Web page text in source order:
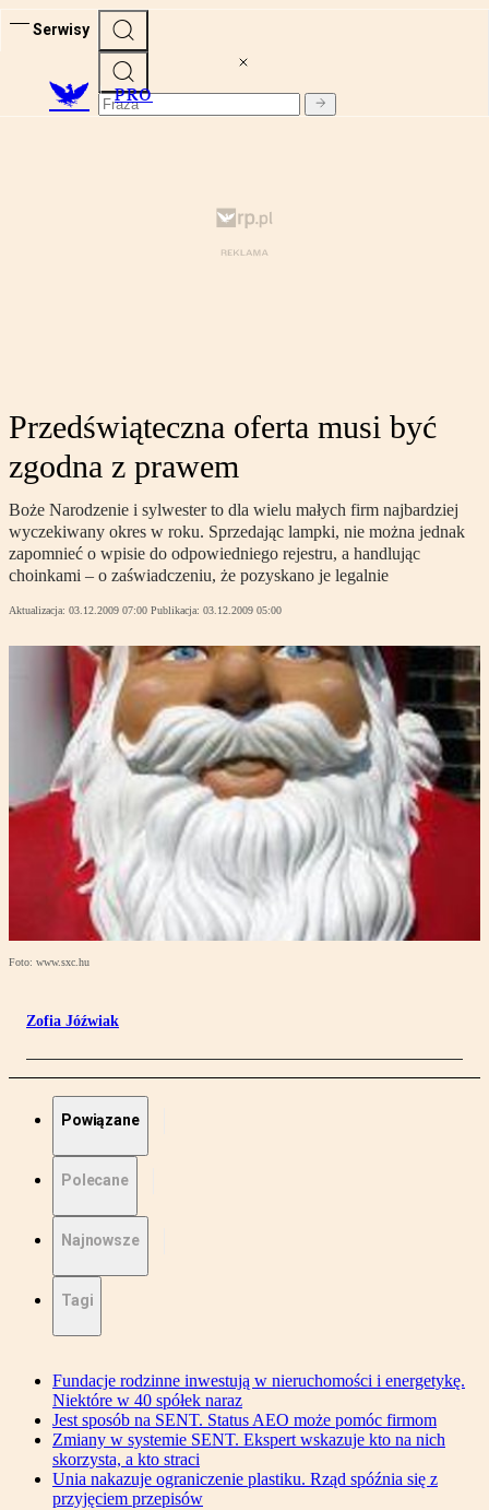
Serwisy
PRO
Przedświąteczna oferta musi być
zgodna z prawem
Boże Narodzenie i sylwester to dla wielu małych firm najbardziej
wyczekiwany okres w roku. Sprzedając lampki, nie można jednak
zapomnieć o wpisie do odpowiedniego rejestru, a handlując
choinkami – o zaświadczeniu, że pozyskano je legalnie
Aktualizacja: 03.12.2009 07:00 Publikacja: 03.12.2009 05:00
Foto: www.sxc.hu
Zofia Jóźwiak
Powiązane
Polecane
Najnowsze
Tagi
Fundacje rodzinne inwestują w nieruchomości i energetykę.
Niektóre w 40 spółek naraz
Jest sposób na SENT. Status AEO może pomóc firmom
Zmiany w systemie SENT. Ekspert wskazuje kto na nich
skorzysta, a kto straci
Unia nakazuje ograniczenie plastiku. Rząd spóźnia się z
przyjęciem przepisów